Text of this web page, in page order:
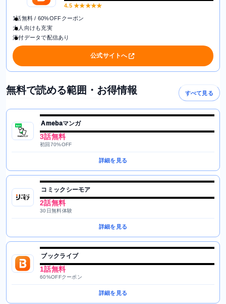
4.5★★★★★
1話無料 / 60%OFFクーポン
大人向けも充実
添付データで配信あり
公式サイトへ
無料で読める範囲・お得情報 すべて見る
Amebaマンガ
3話無料
初回70%OFF
詳細を見る
コミックシーモア
2話無料
30日無料体験
詳細を見る
ブックライブ
1話無料
60%OFFクーポン
詳細を見る